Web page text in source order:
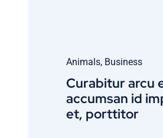
Animals, Business
Curabitur arcu
accumsan id
et, porttitor